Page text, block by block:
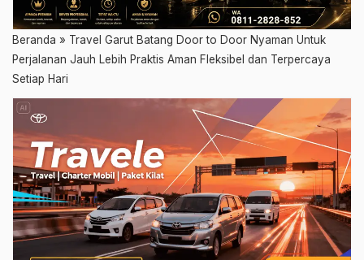
Beranda » Travel Garut Batang Door to Door Nyaman Untuk
Perjalanan Jauh Lebih Praktis Aman Fleksibel dan Terpercaya
Setiap Hari